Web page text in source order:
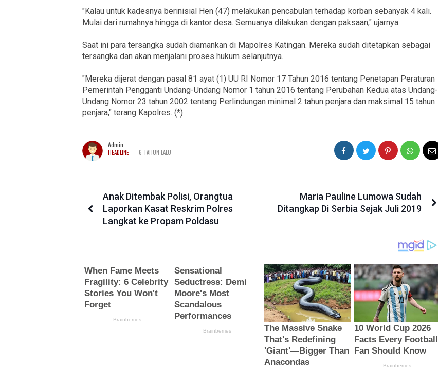
"Kalau untuk kadesnya berinisial Hen (47) melakukan pencabulan terhadap korban sebanyak 4 kali.
Mulai dari rumahnya hingga di kantor desa. Semuanya dilakukan dengan paksaan," ujarnya.
Saat ini para tersangka sudah diamankan di Mapolres Katingan. Mereka sudah ditetapkan sebagai
tersangka dan akan menjalani proses hukum selanjutnya.
"Mereka dijerat dengan pasal 81 ayat (1) UU RI Nomor 17 Tahun 2016 tentang Penetapan Peraturan
Pemerintah Pengganti Undang-Undang Nomor 1 tahun 2016 tentang Perubahan Kedua atas Undang-
Undang Nomor 23 tahun 2002 tentang Perlindungan minimal 2 tahun penjara dan maksimal 15 tahun
penjara," terang Kapolres. (*)
Admin
HEADLINE - 6 TAHUN LALU
Anak Ditembak Polisi, Orangtua
Laporkan Kasat Reskrim Polres
Langkat ke Propam Poldasu
Maria Pauline Lumowa Sudah
Ditangkap Di Serbia Sejak Juli 2019